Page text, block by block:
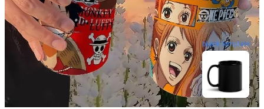
blank template